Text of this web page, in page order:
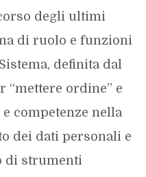
degli ultimi
di ruolo e funzioni
definita dal
“mettere ordine” e
competenze nella
dei dati personali e
di strumenti